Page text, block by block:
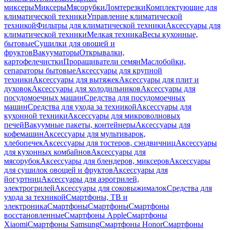
миксерыМиксерыМясорубкиЛомтерезкиКомплектующие для
климатической техникиУправление климатической
техникойФильтры для климатической техникиАксессуары для
климатической техникиМелкая техникаВесы кухонные,
бытовыеСушилки для овощей и
фруктовВакууматорыОткрывалки,
картофелечисткиПроращиватели семянМаслобойки,
сепараторы бытовыеАксессуары для крупной
техникиАксессуары для вытяжекАксессуары для плит и
духовокАксессуары для холодильниковАксессуары для
посудомоечных машинСредства для посудомоечных
машинСредства для ухода за техникойАксессуары для
кухонной техникиАксессуары для микроволновых
печейВакуумные пакеты, контейнерыАксессуары для
кофемашинАксессуары для мультиварок,
хлебопечекАксессуары для тостеров, сэндвичницАксессуары
для кухонных комбайновАксессуары для
мясорубокАксессуары для блендеров, миксеровАксессуары
для сушилок овощей и фруктовАксессуары для
йогуртницАксессуары для аэрогрилей,
электрогрилейАксессуары для соковыжималокСредства для
ухода за техникойСмартфоны, ТВ и
электроникаСмартфоныСмартфоныСмартфоны
восстановленныеСмартфоны AppleСмартфоны
XiaomiСмартфоны SamsungСмартфоны HonorСмартфоны